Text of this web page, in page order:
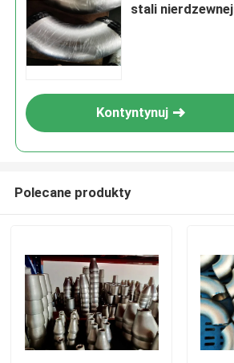
stali nierdzewnej
Kontyntynuj
Polecane produkty